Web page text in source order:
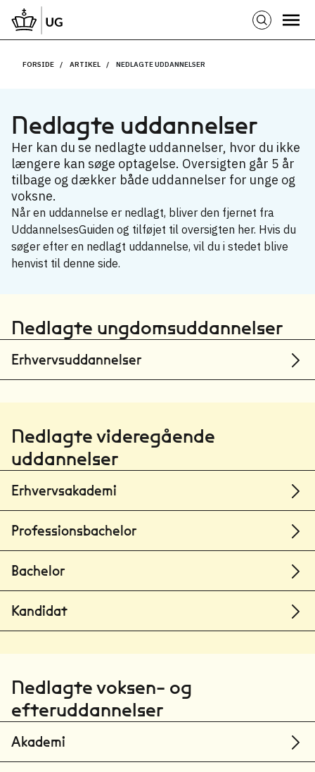
FORSIDE ARTIKEL NEDLAGTE UDDANNELSER
Nedlagte uddannelser
Her kan du se nedlagte uddannelser, hvor du ikke
længere kan søge optagelse. Oversigten går 5 år
tilbage og dækker både uddannelser for unge og
voksne.
Når en uddannelse er nedlagt, bliver den fjernet fra
UddannelsesGuiden og tilføjet til oversigten her. Hvis du
søger efter en nedlagt uddannelse, vil du i stedet blive
henvist til denne side.
Nedlagte ungdomsuddannelser
Erhvervsuddannelser
Nedlagte videregående
uddannelser
Erhvervsakademi
Professionsbachelor
Bachelor
Kandidat
Nedlagte voksen- og
efteruddannelser
Akademi